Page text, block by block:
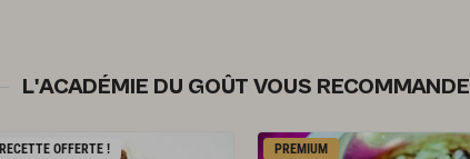
L'ACADÉMIE DU GOÛT VOUS RECOMMANDE
RECETTE OFFERTE ! PREMIUM